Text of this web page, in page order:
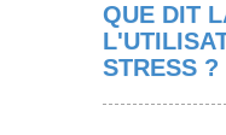
QUE DIT
STRESS ?